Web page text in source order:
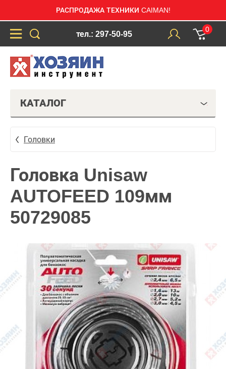
РАСПРОДАЖА ТЕХНИКИ CAIMAN!
тел.: 297-50-95
0
КАТАЛОГ
Головки
Головка Unisaw
AUTOFEED 109мм
50729085